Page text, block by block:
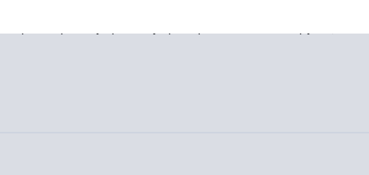
средству при перевозке опасных грузов. В статье
транспортному средству при перевозке опасных грузов, а